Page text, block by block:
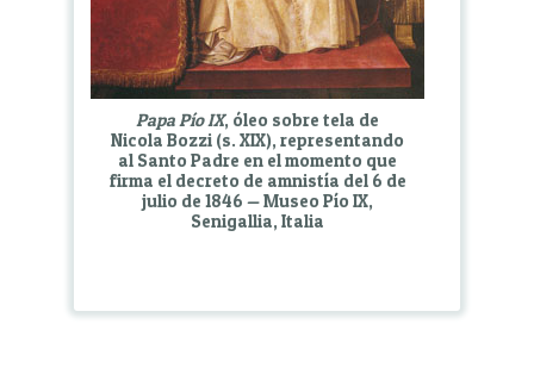
Papa Pío IX, óleo sobre tela de
Nicola Bozzi (s. XIX), representando
al Santo Padre en el momento que
firma el decreto de amnistía del 6 de
julio de 1846 — Museo Pío IX,
Senigallia, Italia